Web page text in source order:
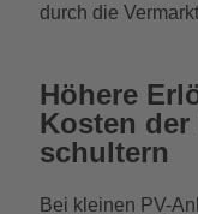
durch die
Höhere
Kosten
schultern
Bei kleinen PV-